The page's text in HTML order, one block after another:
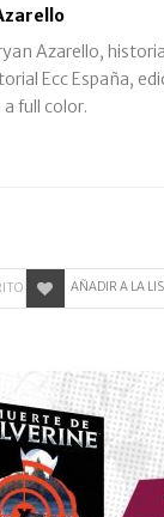
Azarello,
Ecc España,
full color.
AÑADIR A LA